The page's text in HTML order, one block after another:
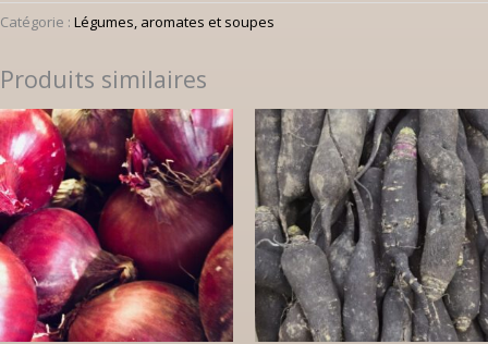
Catégorie : Légumes, aromates et soupes
Produits similaires